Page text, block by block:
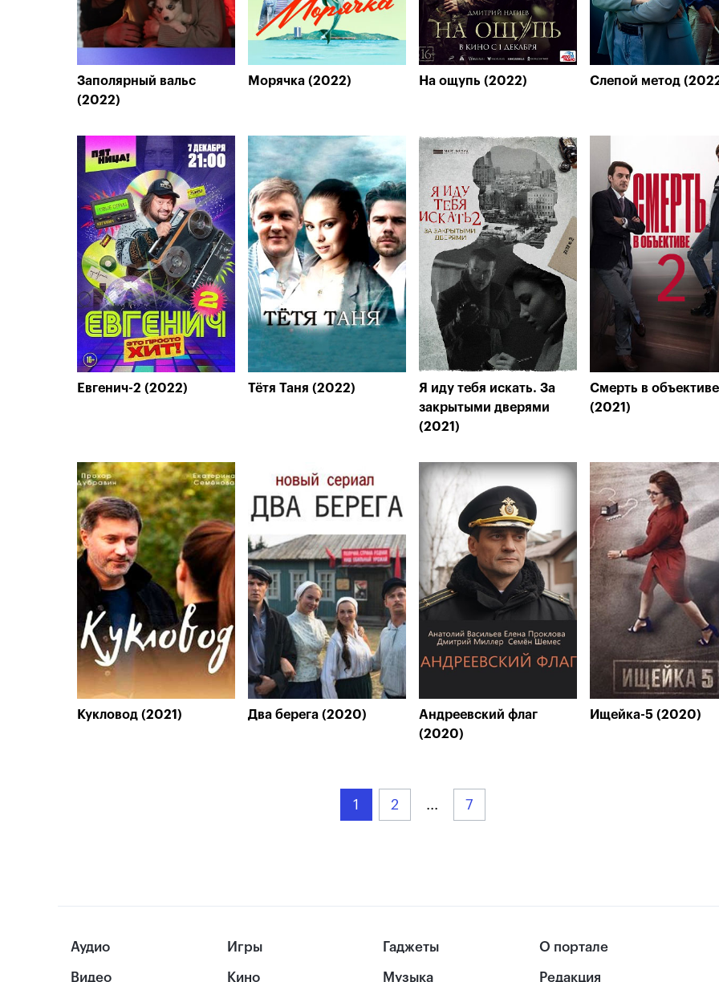
Заполярный вальс
(2022)
Морячка (2022) На ощупь (2022) Слепой метод
Евгенич-2 (2022) Тётя Таня (2022)
Я иду тебя искать. За
закрытыми дверями
(2021)
Смерть в
(2021)
Кукловод (2021) Два берега (2020)
Андреевский флаг
(2020)
Ищейка-5 (2020)
1 2 ... 7
Аудио
Видео
Игры
Кино
Гаджеты
Музыка
О портале
Редакция